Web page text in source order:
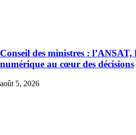
Conseil des ministres : l’ANSAT,
numérique au cœur des décisions
août 5, 2026